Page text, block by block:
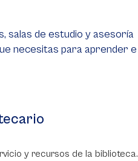
salas de estudio y asesoría
necesitas para aprender e
y recursos de la biblioteca.